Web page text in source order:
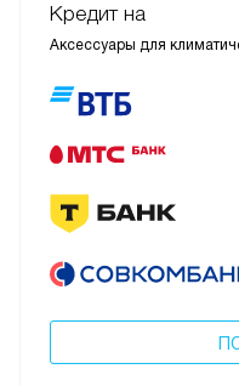
Кредит на
Аксессуары для